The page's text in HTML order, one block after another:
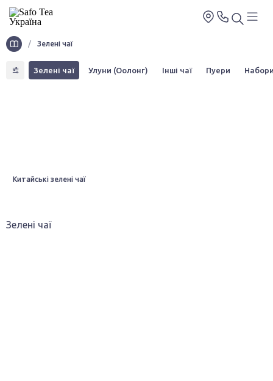
Зелені чаї Улуни (Оолонг) Інші чаї Пуери
/ Зелені чаї
Китайські зелені чаї
Зелені чаї